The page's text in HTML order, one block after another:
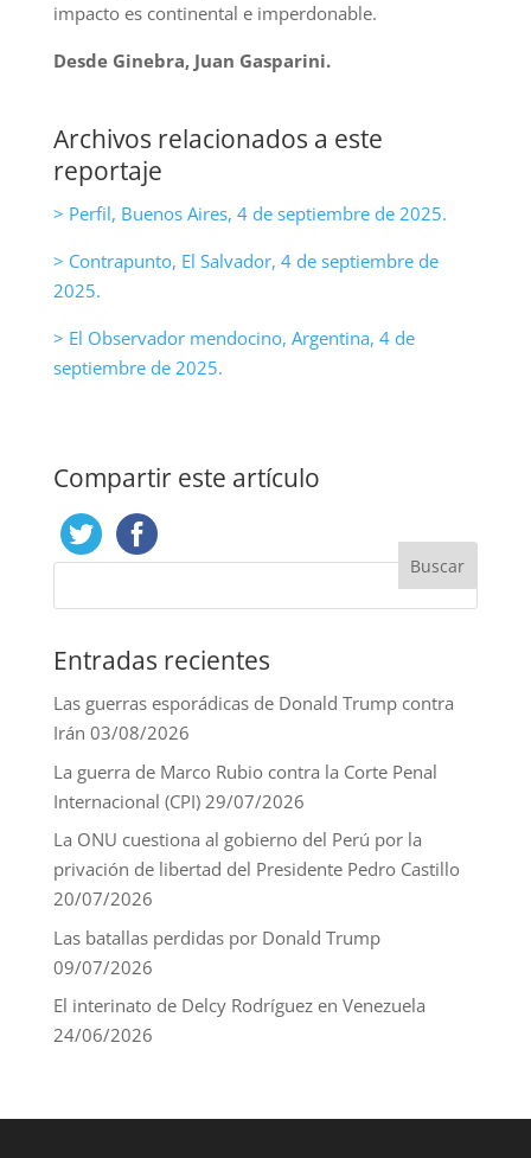
impacto es continental e imperdonable.
Desde Ginebra, Juan Gasparini.
Archivos relacionados a este
reportaje
> Perfil, Buenos Aires, 4 de septiembre de 2025.
> Contrapunto, El Salvador, 4 de septiembre de
2025.
> El Observador mendocino, Argentina, 4 de
septiembre de 2025.
Compartir este artículo
Entradas recientes
Las guerras esporádicas de Donald Trump contra
Irán 03/08/2026
La guerra de Marco Rubio contra la Corte Penal
Internacional (CPI) 29/07/2026
La ONU cuestiona al gobierno del Perú por la
privación de libertad del Presidente Pedro Castillo
20/07/2026
Las batallas perdidas por Donald Trump
09/07/2026
El interinato de Delcy Rodríguez en Venezuela
24/06/2026